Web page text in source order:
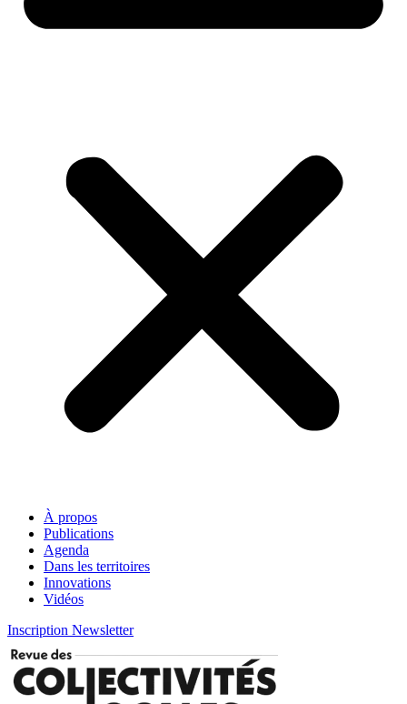
À propos
Publications
Agenda
Dans les territoires
Innovations
Vidéos
Inscription Newsletter